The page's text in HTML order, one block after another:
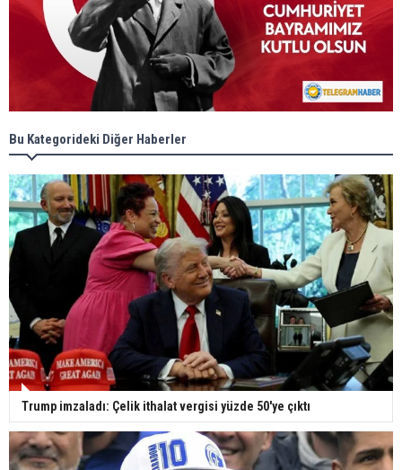
Bu Kategorideki Diğer Haberler
Trump imzaladı: Çelik ithalat vergisi yüzde 50'ye çıktı